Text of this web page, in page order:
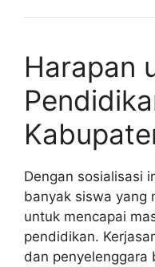
Harapan
Dengan sosialisasi
banyak siswa yang
untuk mencapai
pendidikan.
dan penyelenggara